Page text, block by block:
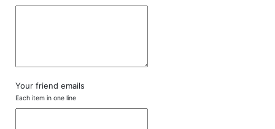
Your friend emails
Each item in one line